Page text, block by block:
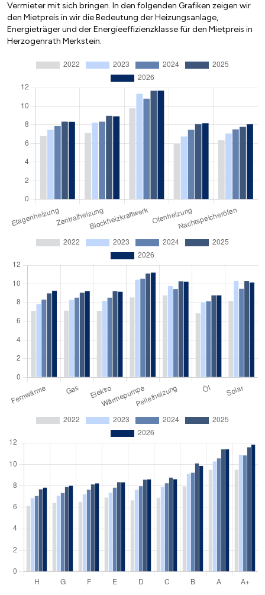
Vermieter mit sich bringen. In den folgenden Grafiken zeigen wir
den Mietpreis in wir die Bedeutung der Heizungsanlage,
Energieträger und der Energieeffizienzklasse für den Mietpreis in
Herzogenrath Merkstein: